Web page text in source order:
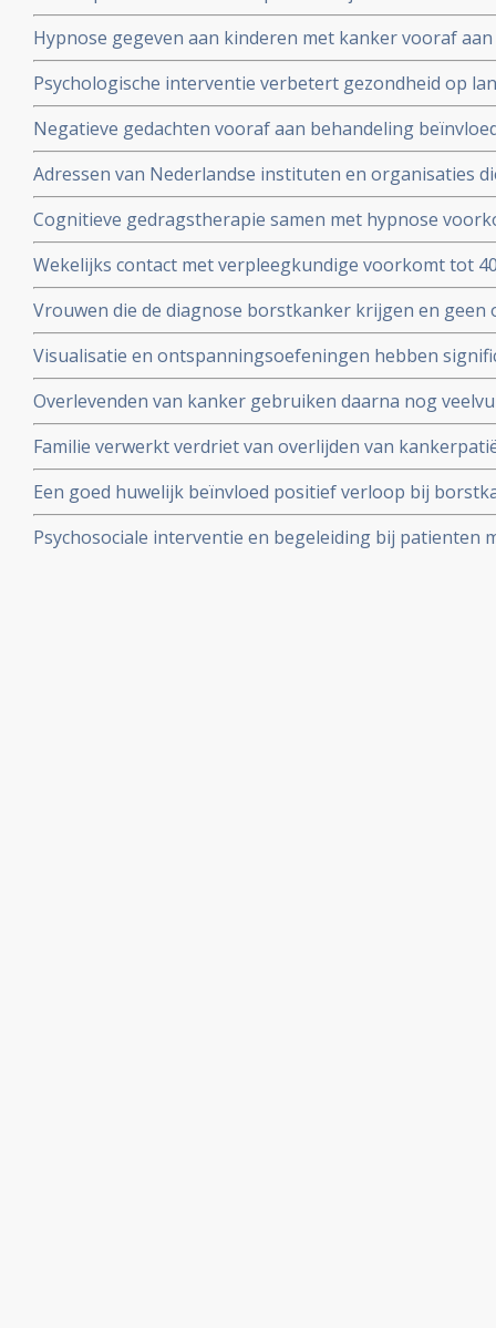
en depressie is van invloed op levensduur blijkt uit
juli 2010
Hypnose gegeven aan kinderen met kanker vooraf
geeft significante vermindering van stress. Ook bij de
gerandomiseerde studie.
Psychologische interventie verbetert gezondheid op
borstkanker blijkt uit gerandomiseerde studie. Artikel
Negatieve gedachten vooraf aan behandeling
van leven na de behandeling van patienten met
Nederlandse vergelijkende studie.
Adressen van Nederlandse instituten en organisaties
vindt u onder nuttige adressen.
Cognitieve gedragstherapie samen met hypnose
significant vermoeidheid na bestraling bij borstkanker
zorg, aldus 2 gerandomiseerde studies.
Wekelijks contact met verpleegkundige voorkomt tot
succesvol behandelde kankerpatiënten aldus Schotse
kankerpatienten.
Vrouwen die de diagnose borstkanker krijgen en
familie en/of vrienden hebben 50% meer kans te
vrouwen met borstkanker die wel ondersteuning
Visualisatie en ontspanningsoefeningen hebben
immuunwaarden (o.a. T-killercells) in het bloed van
II en III.
Overlevenden van kanker gebruiken daarna nog
en behandelingen om een recidief te voorkomen
onderzoek onder 4134 overlevenden van kanker aan.
Familie verwerkt verdriet van overlijden van
als de kankerpatiënt sterft door natuurlijk
Een goed huwelijk beïnvloed positief verloop bij
een negatieve invloed op verloop van borstkanker.
Psychosociale interventie en begeleiding bij patienten